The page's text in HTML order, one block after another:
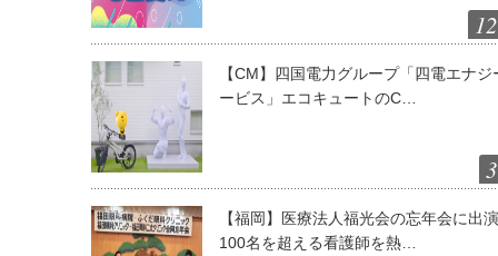
12
【CM】四国電力グループ「四電エナジ
ービス」エコキュートのC…
3
【福岡】医療法人福光会の忘年会に出
100名を超える看護師を熱…